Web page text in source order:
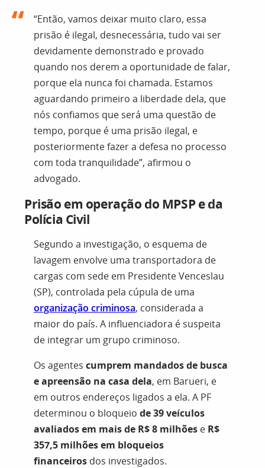
“Então, vamos deixar muito claro, essa
prisão é ilegal, desnecessária, tudo vai ser
devidamente demonstrado e provado
quando nos derem a oportunidade de falar,
porque ela nunca foi chamada. Estamos
aguardando primeiro a liberdade dela, que
nós confiamos que será uma questão de
tempo, porque é uma prisão ilegal, e
posteriormente fazer a defesa no processo
com toda tranquilidade”, afirmou o
advogado.
Prisão em operação do MPSP e da
Polícia Civil
Segundo a investigação, o esquema de
lavagem envolve uma transportadora de
cargas com sede em Presidente Venceslau
(SP), controlada pela cúpula de uma
organização criminosa, considerada a
maior do país. A influenciadora é suspeita
de integrar um grupo criminoso.
Os agentes cumprem mandados de busca
e apreensão na casa dela, em Barueri, e
em outros endereços ligados a ela. A PF
determinou o bloqueio de 39 veículos
avaliados em mais de R$ 8 milhões e R$
357,5 milhões em bloqueios
financeiros dos investigados.